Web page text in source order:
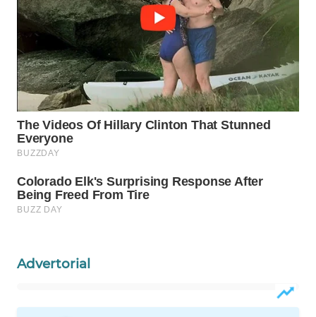
Advertorial
ID
MAWAKA
ID
MARTABAT
NET
PLN
MKLI